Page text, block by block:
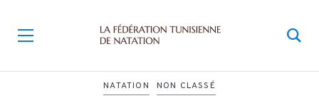
NATATION NON CLASSÉ